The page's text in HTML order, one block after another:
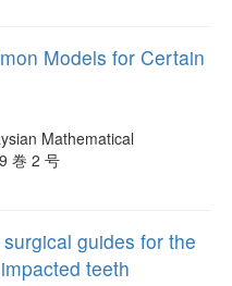
Models for Certain
Mathematical
巻 2 号
guides for the
teeth